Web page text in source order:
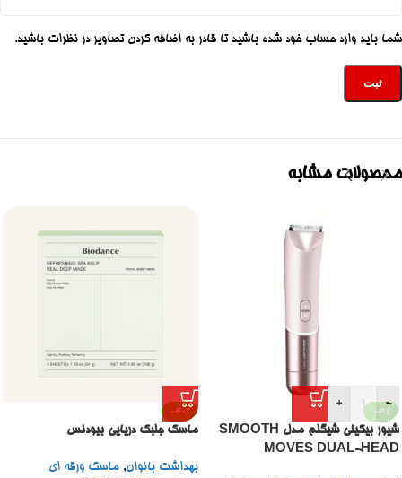
شما باید وارد حساب خود شده باشید تا قادر به اضافه کردن تصاویر در نظرات باشید.
محصولات مشابه
-21%
-
+
شیور بیکینی شیگلم مدل SMOOTH
MOVES DUAL-HEAD
-40%
ماسک جلبک دریایی بیودنس
بهداشت بانوان, ماسک ورقه ای